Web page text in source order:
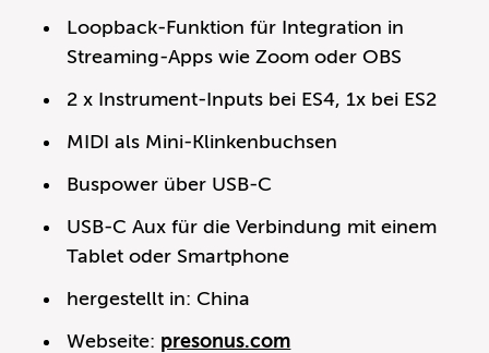
Loopback-Funktion für Integration in
Streaming-Apps wie Zoom oder OBS
2 x Instrument-Inputs bei ES4, 1x bei ES2
MIDI als Mini-Klinkenbuchsen
Buspower über USB-C
USB-C Aux für die Verbindung mit einem
Tablet oder Smartphone
hergestellt in: China
Webseite: presonus.com